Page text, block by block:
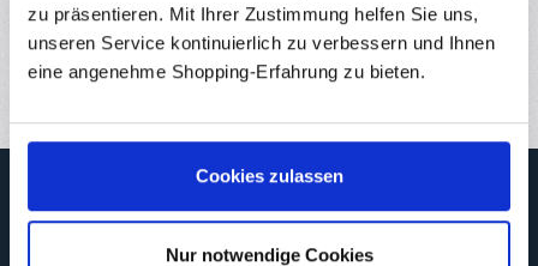
zu präsentieren. Mit Ihrer Zustimmung helfen Sie uns,
unseren Service kontinuierlich zu verbessern und Ihnen
eine angenehme Shopping-Erfahrung zu bieten.
Cookies zulassen
Nur notwendige Cookies
Downloads
Bewertungen
6
Abonnieren Sie jetzt unseren regelmäßig erscheinenden
Newsletter, um rechtzeitig über neue Produkte und Angebote